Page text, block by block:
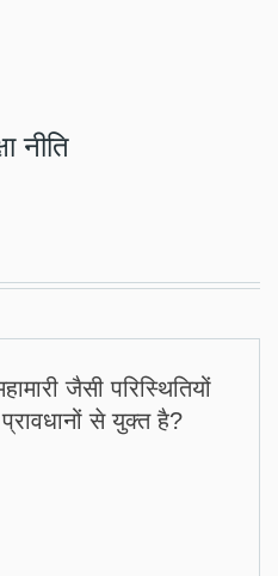
नीति
जैसी परिस्थितियों
से युक्त है?